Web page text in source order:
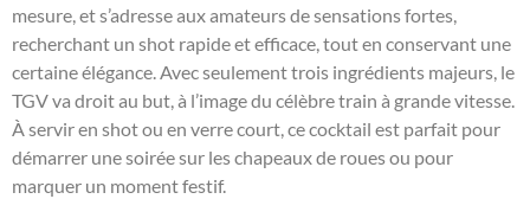
mesure, et s’adresse aux amateurs de sensations fortes,
recherchant un shot rapide et efficace, tout en conservant une
certaine élégance. Avec seulement trois ingrédients majeurs, le
TGV va droit au but, à l’image du célèbre train à grande vitesse.
À servir en shot ou en verre court, ce cocktail est parfait pour
démarrer une soirée sur les chapeaux de roues ou pour
marquer un moment festif.